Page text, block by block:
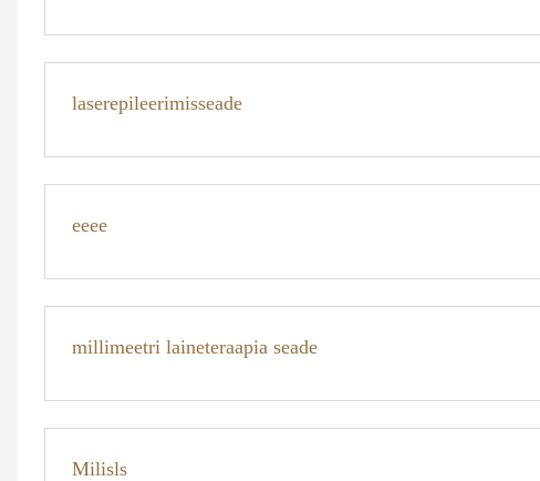
laserepileerimisseade
eeee
millimeetri laineteraapia seade
Milisls